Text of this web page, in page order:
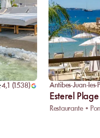
4,1 (1538) Antibes-Juan-les-
Esterel Plage
Restaurante •